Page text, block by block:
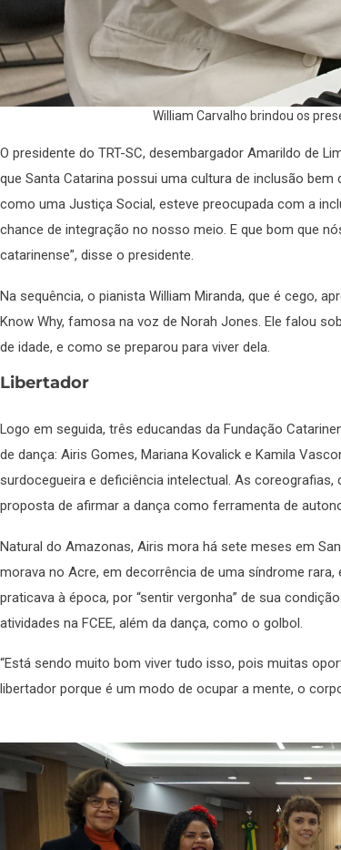
William Carvalho brindou os
O presidente do TRT-SC, desembargador Amarildo de
que Santa Catarina possui uma cultura de inclusão bem
como uma Justiça Social, esteve preocupada com a
chance de integração no nosso meio. E que bom que
catarinense”, disse o presidente.
Na sequência, o pianista William Miranda, que é cego,
Know Why, famosa na voz de Norah Jones. Ele falou
de idade, e como se preparou para viver dela.
Libertador
Logo em seguida, três educandas da Fundação
de dança: Airis Gomes, Mariana Kovalick e Kamila
surdocegueira e deficiência intelectual. As
proposta de afirmar a dança como ferramenta de
Natural do Amazonas, Airis mora há sete meses em
morava no Acre, em decorrência de uma síndrome
praticava à época, por “sentir vergonha” de sua
atividades na FCEE, além da dança, como o golbol.
“Está sendo muito bom viver tudo isso, pois muitas
libertador porque é um modo de ocupar a mente, o